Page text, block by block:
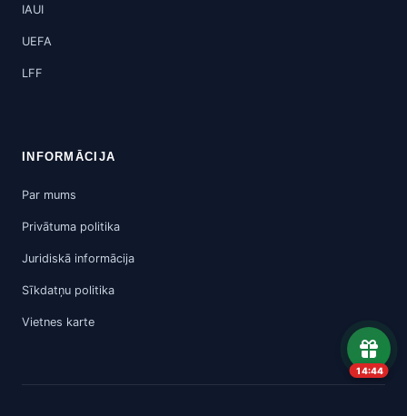
14:43
IAUI
UEFA
LFF
INFORMĀCIJA
Par mums
Privātuma politika
Juridiskā informācija
Sīkdatņu politika
Vietnes karte